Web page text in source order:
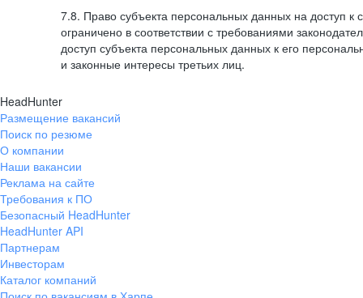
7.8. Право субъекта персональных данных на доступ
ограничено в соответствии с требованиями
доступ субъекта персональных данных к его
и законные интересы третьих лиц.
HeadHunter
Размещение вакансий
Поиск по резюме
О компании
Наши вакансии
Реклама на сайте
Требования к ПО
Безопасный HeadHunter
HeadHunter API
Партнерам
Инвесторам
Каталог компаний